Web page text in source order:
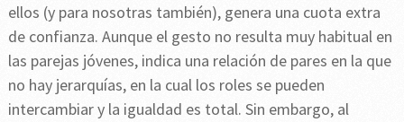
ellos (y para nosotras también), genera una cuota extra
de confianza. Aunque el gesto no resulta muy habitual en
las parejas jóvenes, indica una relación de pares en la que
no hay jerarquías, en la cual los roles se pueden
intercambiar y la igualdad es total. Sin embargo, al